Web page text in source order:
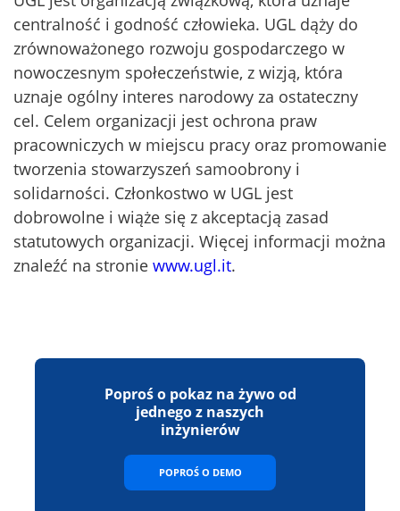
centralność i godność człowieka. UGL dąży do
zrównoważonego rozwoju gospodarczego w
nowoczesnym społeczeństwie, z wizją, która
uznaje ogólny interes narodowy za ostateczny
cel. Celem organizacji jest ochrona praw
pracowniczych w miejscu pracy oraz promowanie
tworzenia stowarzyszeń samoobrony i
solidarności. Członkostwo w UGL jest
dobrowolne i wiąże się z akceptacją zasad
statutowych organizacji. Więcej informacji można
znaleźć na stronie www.ugl.it.
Poproś o pokaz na żywo od
jednego z naszych
inżynierów
POPROŚ O DEMO